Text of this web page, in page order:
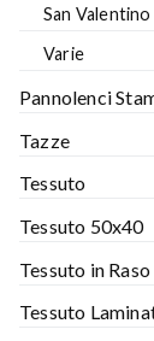
San Valentino
Varie
Pannolenci
Tazze
Tessuto
Tessuto 50x40
Tessuto in Raso
Tessuto